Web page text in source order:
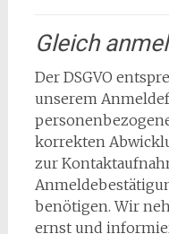
Gleich
Der DSGVO
unserem
korrekten
zur
benötigen. Wir
ernst und